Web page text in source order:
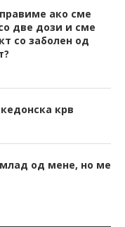
ако сме
две дози и сме
со заболен од
крв
од мене, но ме